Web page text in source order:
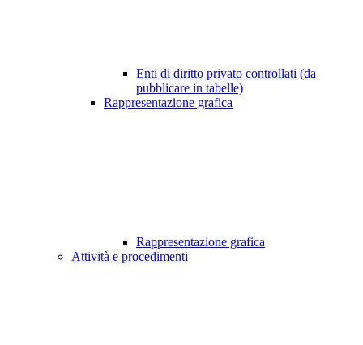
Enti di diritto privato controllati (da
pubblicare in tabelle)
Rappresentazione grafica
Rappresentazione grafica
Attività e procedimenti